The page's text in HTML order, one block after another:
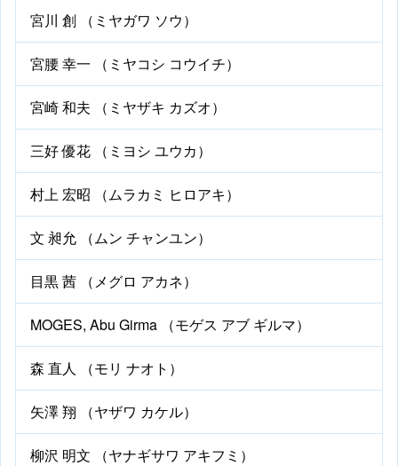
宮川 創 （ミヤガワ ソウ）
宮腰 幸一 （ミヤコシ コウイチ）
宮崎 和夫 （ミヤザキ カズオ）
三好 優花 （ミヨシ ユウカ）
村上 宏昭 （ムラカミ ヒロアキ）
文 昶允 （ムン チャンユン）
目黒 茜 （メグロ アカネ）
MOGES, Abu Girma （モゲス アブ ギルマ）
森 直人 （モリ ナオト）
矢澤 翔 （ヤザワ カケル）
柳沢 明文 （ヤナギサワ アキフミ）